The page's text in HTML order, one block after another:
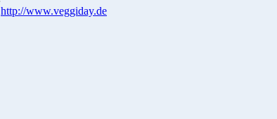
http://www.veggiday.de